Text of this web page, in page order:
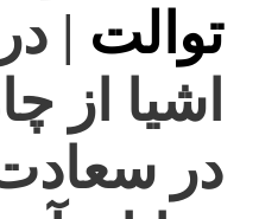
توالت |
اشیا از
در سعادت